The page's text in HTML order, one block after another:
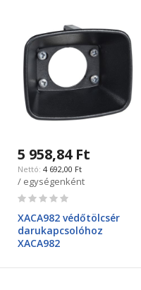
5 958,84 Ft
4 692,00 Ft
/ egységenként
Rating:
XACA982 védőtölcsér
darukapcsolóhoz
XACA982